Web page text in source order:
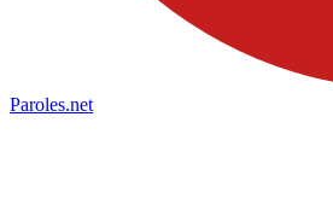
Paroles.net